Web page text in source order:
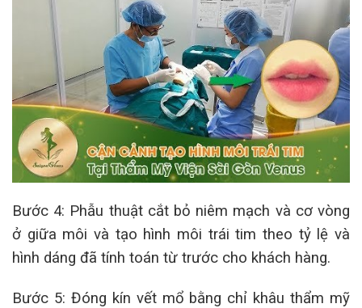
Bước 4: Phẫu thuật cắt bỏ niêm mạch và cơ vòng
ở giữa môi và tạo hình môi trái tim theo tỷ lệ và
hình dáng đã tính toán từ trước cho khách hàng.
Bước 5: Đóng kín vết mổ bằng chỉ khâu thẩm mỹ